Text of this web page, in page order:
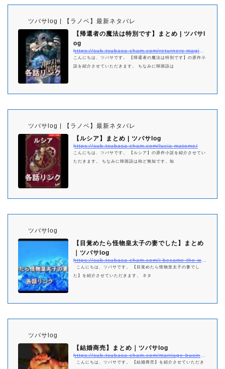
ツバサlog | 【ラノベ】最新ネタバレ
【帰還者の魔法は特別です】まとめ | ツバサl
og
こんにちは、ツバサです。 【帰還者の魔法は特別です】の原作小
説を紹介させていただきます。 ちなみに韓国語は
ツバサlog | 【ラノベ】最新ネタバレ
【ルシア】まとめ | ツバサlog
https://sub.tsubasa-cham.com/lucia-matome/
こんにちは、ツバサです。 【ルシア】の原作小説を紹介させてい
ただきます。 ちなみに韓国語は殆ど無知です。知
ツバサlog
【目覚めたら怪物皇太子の妻でした】まとめ
｜ツバサlog
こんにちは、ツバサです。 【目覚めたら怪物皇太子の妻でし
た】を紹介させていただきます。 ネタ
ツバサlog
【結婚商売】まとめ｜ツバサlog
こんにちは、ツバサです。 【結婚商売】を紹介させていただき